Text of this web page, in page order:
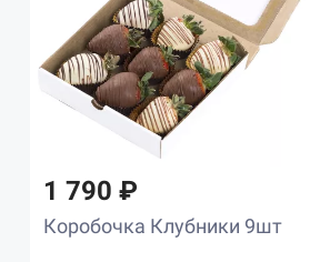
1 790 ₽
Коробочка Клубники 9шт